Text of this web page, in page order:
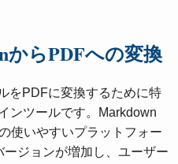
からPDFへの変換
をPDFに変換するために特
ンツールです。Markdown
使いやすいプラットフォー
ジョンが増加し、ユーザー